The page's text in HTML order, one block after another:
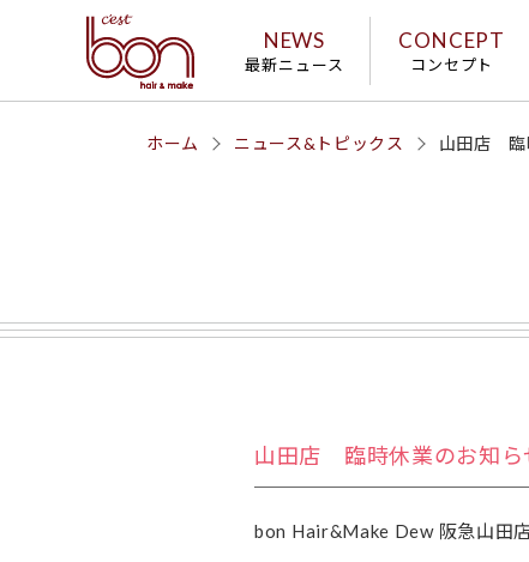
NEWS
最新ニュース
CONCEPT
コンセプト
ホーム ニュース&トピックス 山田店 臨
山田店 臨時休業のお知ら
bon Hair&Make Dew 阪急山田